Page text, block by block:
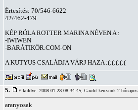
Értesítés: 70/546-6622
42/462-479
KÉP RÓLA ROTTER MARINA NÉVEN A :
-IWIWEN
-BARÁTIKÖR.COM-ON
A KUTYUS CSALÁDJA VÁRJ HAZA :(:(:(:(:(
5. Elküldve: 2008-01-28 08:34:45, Gazdit keresünk 2
aranyosak